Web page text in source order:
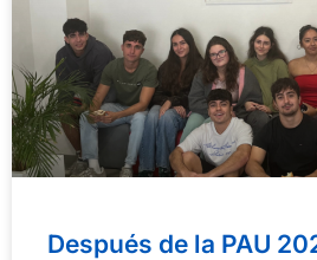
Después de la PAU